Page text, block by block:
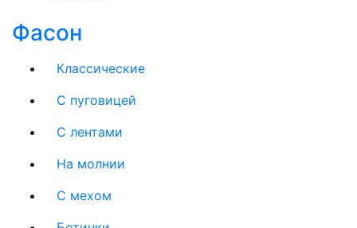
Фасон
Классические
С пуговицей
С лентами
На молнии
C мехом